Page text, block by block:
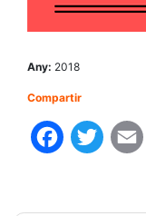
Any: 2018
Compartir
Facebook
Twitter